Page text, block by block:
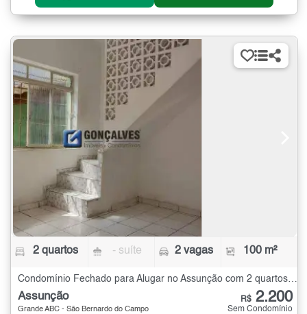
2 quartos - suíte 2 vagas 100 m²
Assunção
Grande ABC - São Bernardo do Campo
R$ 2.200
Sem Condomínio